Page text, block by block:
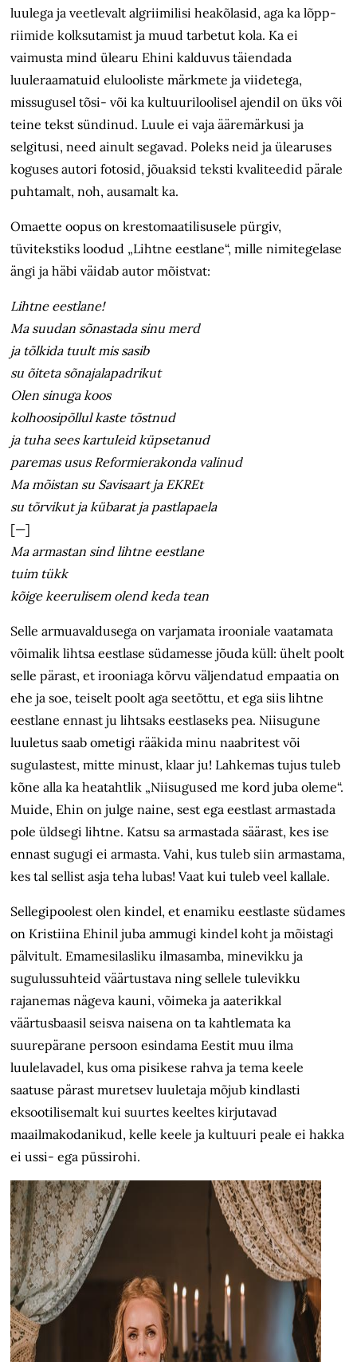
luulega ja veetlevalt algriimilisi heakõlasid, aga ka lõpp­
riimide kolksutamist ja muud tarbetut kola. Ka ei
vaimusta mind ülearu Ehini kalduvus täiendada
luuleraamatuid elulooliste märkmete ja viidetega,
missugusel tõsi- või ka kultuuriloolisel ajendil on üks või
teine tekst sündinud. Luule ei vaja ääremärkusi ja
selgitusi, need ainult segavad. Poleks neid ja ülearuses
koguses autori fotosid, jõuaksid teksti kvaliteedid pärale
puhtamalt, noh, ausamalt ka.
Omaette oopus on krestomaatilisusele pürgiv,
tüvitekstiks loodud „Lihtne eestlane“, mille nimitegelase
ängi ja häbi väidab autor mõistvat:
Lihtne eestlane!
Ma suudan sõnastada sinu merd
ja tõlkida tuult mis sasib
su õiteta sõnajalapadrikut
Olen sinuga koos
kolhoosipõllul kaste tõstnud
ja tuha sees kartuleid küpsetanud
paremas usus Reformierakonda valinud
Ma mõistan su Savisaart ja EKREt
su tõrvikut ja kübarat ja pastlapaela
[—]
Ma armastan sind lihtne eestlane
tuim tükk
kõige keerulisem olend keda tean
Selle armuavaldusega on varjamata irooniale vaatamata
võimalik lihtsa eestlase südamesse jõuda küll: ühelt poolt
selle pärast, et irooniaga kõrvu väljendatud empaatia on
ehe ja soe, teiselt poolt aga seetõttu, et ega siis lihtne
eestlane ennast ju lihtsaks eestlaseks pea. Niisugune
luuletus saab ometigi rääkida minu naabritest või
sugulastest, mitte minust, klaar ju! Lahkemas tujus tuleb
kõne alla ka heatahtlik „Niisugused me kord juba oleme“.
Muide, Ehin on julge naine, sest ega eestlast armastada
pole üldsegi lihtne. Katsu sa armastada säärast, kes ise
ennast sugugi ei armasta. Vahi, kus tuleb siin armastama,
kes tal sellist asja teha lubas! Vaat kui tuleb veel kallale.
Sellegipoolest olen kindel, et enamiku eestlaste südames
on Kristiina Ehinil juba ammugi kindel koht ja mõistagi
pälvitult. Emamesilasliku ilmasamba, minevikku ja
sugulussuhteid väärtustava ning sellele tulevikku
rajanemas nägeva kauni, võimeka ja aaterikkal
väärtusbaasil seisva naisena on ta kahtlemata ka
suurepärane persoon esindama Eestit muu ilma
luulelavadel, kus oma pisikese rahva ja tema keele
saatuse pärast muretsev luuletaja mõjub kindlasti
eksootilisemalt kui suurtes keeltes kirjutavad
maailmakodanikud, kelle keele ja kultuuri peale ei hakka
ei ussi- ega püssirohi.